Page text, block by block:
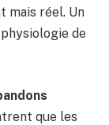
mais réel. Un
de
que les